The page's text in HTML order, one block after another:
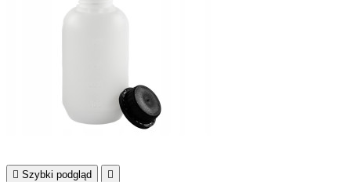
 Szybki podgląd 